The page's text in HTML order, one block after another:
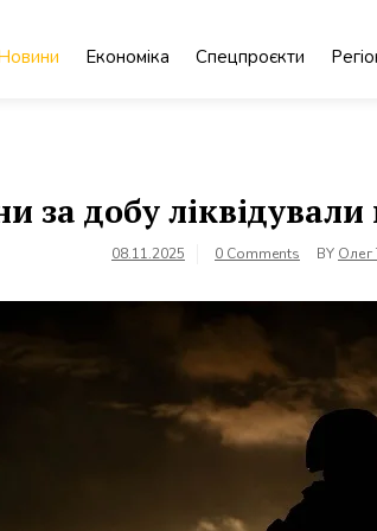
Економіка Спецпроєкти
за добу
08.11.2025 0 Comments BY Олег